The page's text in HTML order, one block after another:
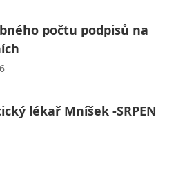
počtu podpisů na
lékař Mníšek -SRPEN